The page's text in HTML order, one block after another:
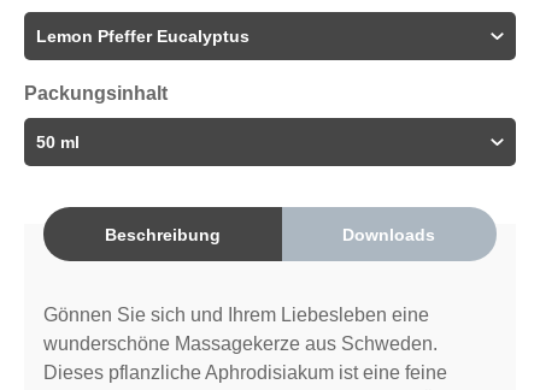
Packungsinhalt
Beschreibung Downloads
Gönnen Sie sich und Ihrem Liebesleben eine
wunderschöne Massagekerze aus Schweden.
Dieses pflanzliche Aphrodisiakum ist eine feine